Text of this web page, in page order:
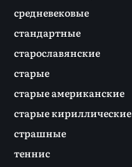
средневековые
стандартные
старославянские
старые
старые американские
старые кириллические
страшные
теннис